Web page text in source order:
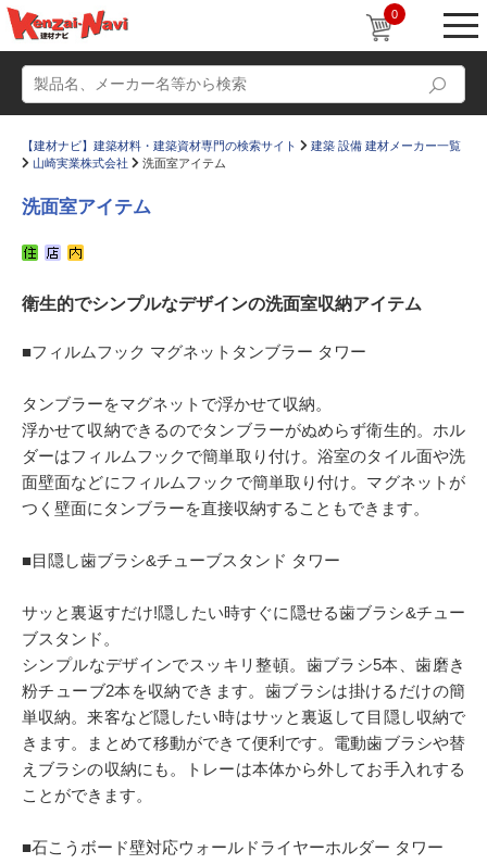
0
かたなび コラム
すまいリング 設計士インタビュー
お気に入り
【建材ナビ】建築材料・建築資材専門の検索サイト
建築 設備 建材メーカー一覧
山崎実業株式会社
洗面室アイテム
洗面室アイテム
衛生的でシンプルなデザインの洗面室収納アイテム
■フィルムフック マグネットタンブラー タワー
タンブラーをマグネットで浮かせて収納。
浮かせて収納できるのでタンブラーがぬめらず衛生的。ホル
ダーはフィルムフックで簡単取り付け。浴室のタイル面や洗
面壁面などにフィルムフックで簡単取り付け。マグネットが
つく壁面にタンブラーを直接収納することもできます。
■目隠し歯ブラシ&チューブスタンド タワー
サッと裏返すだけ!隠したい時すぐに隠せる歯ブラシ&チュー
ブスタンド。
シンプルなデザインでスッキリ整頓。歯ブラシ5本、歯磨き
粉チューブ2本を収納できます。歯ブラシは掛けるだけの簡
単収納。来客など隠したい時はサッと裏返して目隠し収納で
きます。まとめて移動ができて便利です。電動歯ブラシや替
えブラシの収納にも。トレーは本体から外してお手入れする
ことができます。
■石こうボード壁対応ウォールドライヤーホルダー タワー